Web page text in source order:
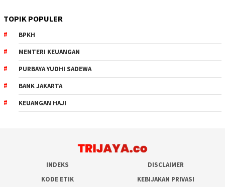
TOPIK POPULER
BPKH
MENTERI KEUANGAN
PURBAYA YUDHI SADEWA
BANK JAKARTA
KEUANGAN HAJI
INDEKS
DISCLAIMER
KODE ETIK
KEBIJAKAN PRIVASI